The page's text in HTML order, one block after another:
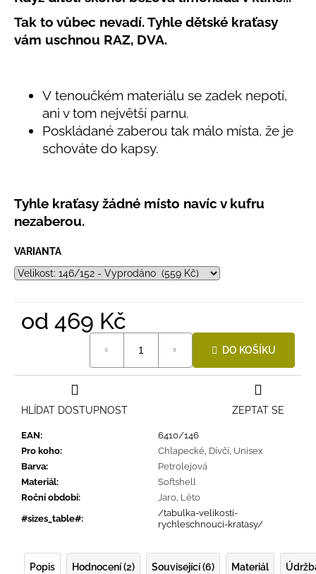
produktu
je
5,0
z
Tak to vůbec nevadí. Tyhle dětské kraťasy
vám uschnou RAZ, DVA.
V tenoučkém materiálu se zadek nepotí,
ani v tom největší parnu.
Poskládané zaberou tak málo místa, že je
schováte do kapsy.
Tyhle kraťasy žádné místo navíc v kufru
nezaberou.
VARIANTA
od 469 Kč
DO KOŠÍKU
EAN:
6410/146
Pro koho: Chlapecké, Dívčí, Unisex
Barva:
Petrolejová
Materiál:
Softshell
Roční období: Jaro, Léto
#sizes_table#:
/tabulka-velikosti-
rychleschnouci-kratasy/
ZEPTAT SE
HLÍDAT DOSTUPNOST
Popis Hodnocení (2) Související (6) Materiál
u
j
e
LETNÍ
RYCHLESCHNOUCÍ
KALHOTY
TYRKYSOVÉ
Kč